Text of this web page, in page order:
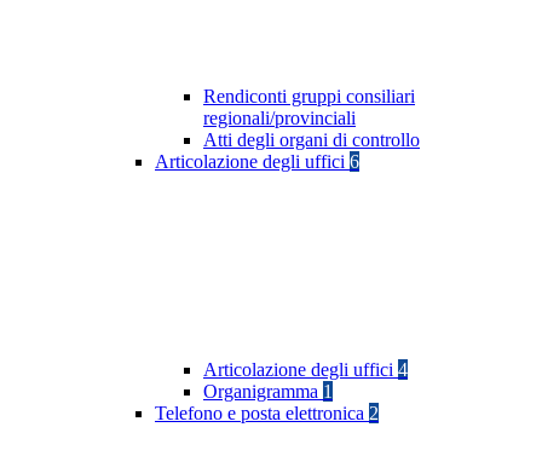
Rendiconti gruppi consiliari
regionali/provinciali
Atti degli organi di controllo
Articolazione degli uffici 6
Articolazione degli uffici 4
Organigramma 1
Telefono e posta elettronica 2